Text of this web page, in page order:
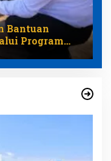
Bantuan
Program